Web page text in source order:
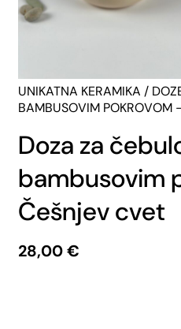
UNIKATNA KERAMIKA /
BAMBUSOVIM POKROVOM
Doza za
bambusovim
Češnjev cvet
28,00€